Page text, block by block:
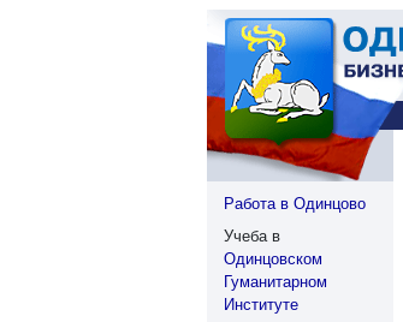
Работа в Одинцово
Учеба в
Одинцовском
Гуманитарном
Институте